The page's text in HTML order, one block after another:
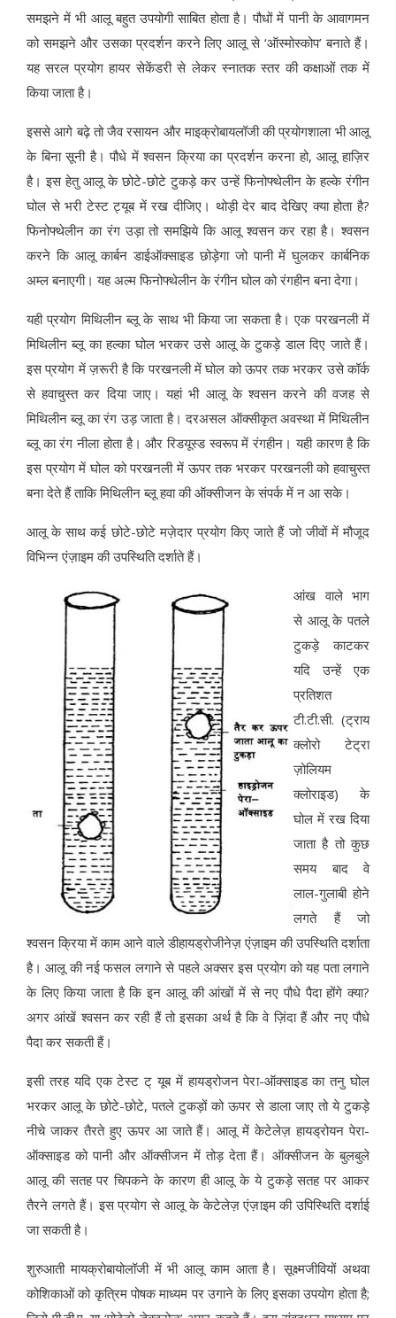
समझने में भी आलू बहुत उपयोगी साबित होता है। पौधों में पानी के आवागमन
को समझने और उसका प्रदर्शन करने लिए आलू से ‘ऑस्मोस्कोप’ बनाते हैं।
यह सरल प्रयोग हायर सेकेंडरी से लेकर स्नातक स्तर की कक्षाओं तक में
किया जाता है।
इससे आगे बढ़े तो जैव रसायन और माइक्रोबायलॉजी की प्रयोगशाला भी आलू
के बिना सूनी है। पौधे में श्वसन क्रिया का प्रदर्शन करना हो, आलू हाज़िर
है। इस हेतु आलू के छोटे-छोटे टुकड़े कर उन्हें फिनोफ्थेलीन के हल्के रंगीन
घोल से भरी टेस्ट ट्यूब में रख दीजिए। थोड़ी देर बाद देखिए क्या होता है?
फिनोफ्थेलीन का रंग उड़ा तो समझिये कि आलू श्वसन कर रहा है। श्वसन
करने कि आलू कार्बन डाईऑक्साइड छोड़ेगा जो पानी में घुलकर कार्बनिक
अम्ल बनाएगी। यह अल्म फिनोफ्थेलीन के रंगीन घोल को रंगहीन बना देगा।
यही प्रयोग मिथिलीन ब्लू के साथ भी किया जा सकता है। एक परखनली में
मिथिलीन ब्लू का हल्का घोल भरकर उसे आलू के टुकड़े डाल दिए जाते हैं।
इस प्रयोग में ज़रूरी है कि परखनली में घोल को ऊपर तक भरकर उसे कॉर्क
से हवाचुस्त कर दिया जाए। यहां भी आलू के श्वसन करने की वजह से
मिथिलीन ब्लू का रंग उड़ जाता है। दरअसल ऑक्सीकृत अवस्था में मिथिलीन
ब्लू का रंग नीला होता है। और रिडयूस्ड स्वरूप में रंगहीन। यही कारण है कि
इस प्रयोग में घोल को परखनली में ऊपर तक भरकर परखनली को हवाचुस्त
बना देते हैं ताकि मिथिलीन ब्लू हवा की ऑक्सीजन के संपर्क में न आ सके।
आलू के साथ कई छोटे-छोटे मज़ेदार प्रयोग किए जाते हैं जो जीवों में मौजूद
विभिन्न एंज़ाइम की उपस्थिति दर्शाते हैं।
आंख वाले भाग
से आलू के पतले
टुकड़े काटकर
यदि उन्हें एक
प्रतिशत
टी.टी.सी. (ट्राय
क्लोरो टेट्रा
ज़ोलियम
क्लोराइड) के
घोल में रख दिया
जाता है तो कुछ
समय बाद वे
लाल-गुलाबी होने
लगते हैं जो
श्वसन क्रिया में काम आने वाले डीहायड्रोजीनेज़ एंज़ाइम की उपस्थिति दर्शाता
है। आलू की नई फसल लगाने से पहले अक्सर इस प्रयोग को यह पता लगाने
के लिए किया जाता है कि इन आलू की आंखों में से नए पौधे पैदा होंगे क्या?
अगर आंखें श्वसन कर रही हैं तो इसका अर्थ है कि वे ज़िंदा हैं और नए पौधे
पैदा कर सकती हैं।
इसी तरह यदि एक टेस्ट ट् यूब में हायड्रोजन पेरा-ऑक्साइड का तनु घोल
भरकर आलू के छोटे-छोटे, पतले टुकड़ों को ऊपर से डाला जाए तो ये टुकड़े
नीचे जाकर तैरते हुए ऊपर आ जाते हैं। आलू में केटेलेज़ हायड्रोयन पेरा-
ऑक्साइड को पानी और ऑक्सीजन में तोड़ देता हैं। ऑक्सीजन के बुलबुले
आलू की सतह पर चिपकने के कारण ही आलू के ये टुकड़े सतह पर आकर
तैरने लगते हैं। इस प्रयोग से आलू के केटेलेज़ एंज़ाइम की उपिस्थिति दर्शाई
जा सकती है।
शुरुआती मायक्रोबायोलॉजी में भी आलू काम आता है। सूक्ष्मजीवियों अथवा
कोशिकाओं को कृत्रिम पोषक माध्यम पर उगाने के लिए इसका उपयोग होता है;